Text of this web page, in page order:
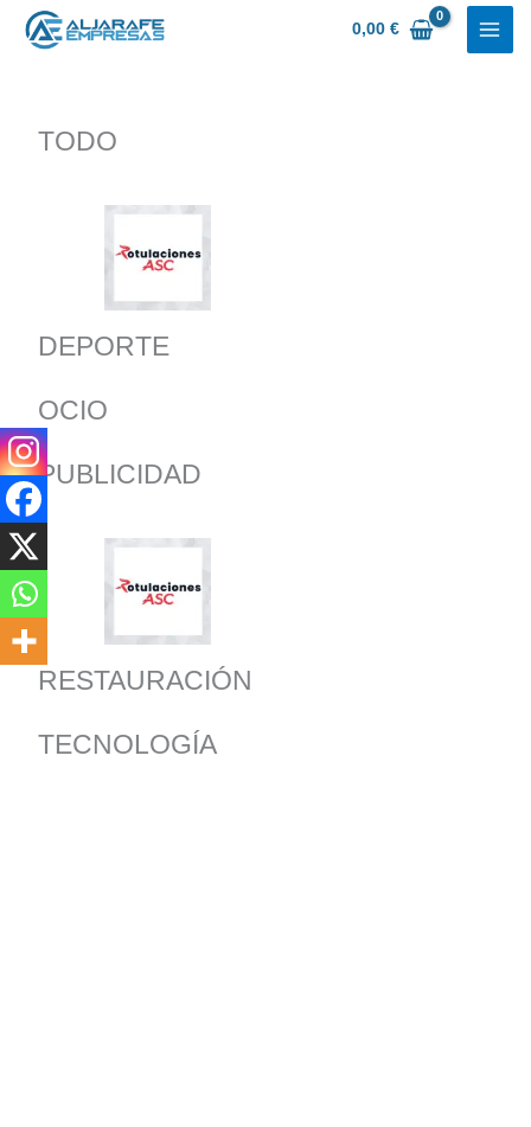
0,00€
TODO
DEPORTE
OCIO
PUBLICIDAD
RESTAURACIÓN
TECNOLOGÍA